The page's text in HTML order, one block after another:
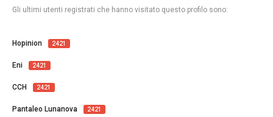
Gli ultimi utenti registrati che hanno visitato questo profilo sono:
Hopinion 2421
Eni 2421
CCH 2421
Pantaleo Lunanova 2421